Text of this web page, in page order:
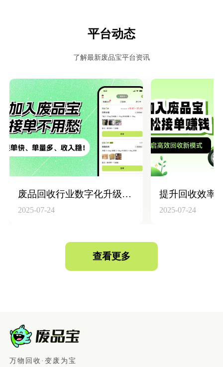
平台动态
了解最新废品宝平台资讯
废品回收行业数字化升级：构建“回收员+平台+仓库”高效联动体系
2025-07-24 2025-07-24
查看更多
万物回收·变废为宝